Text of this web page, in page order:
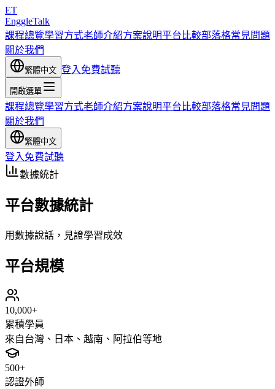
ET
EnggleTalk
課程總覽學習方式老師介紹方案說明平台比較部落格常見問題
關於我們
繁體中文 登入 免費試聽
開啟選單
課程總覽學習方式老師介紹方案說明平台比較部落格常見問題
關於我們
繁體中文
登入 免費試聽
數據統計
平台數據統計
用數據說話，見證學習成效
平台規模
10,000+
累積學員
來自台灣、日本、越南、阿拉伯等地
500+
認證外師